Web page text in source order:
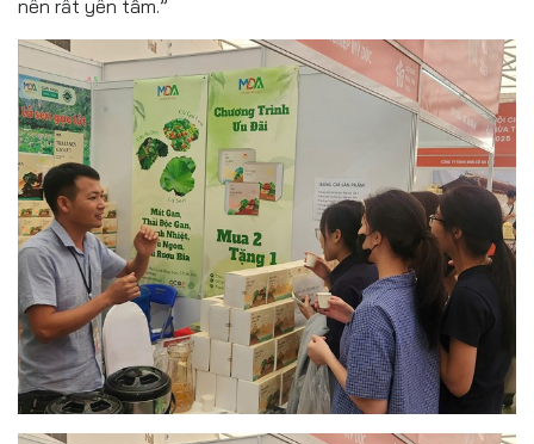
nên rất yên tâm.”